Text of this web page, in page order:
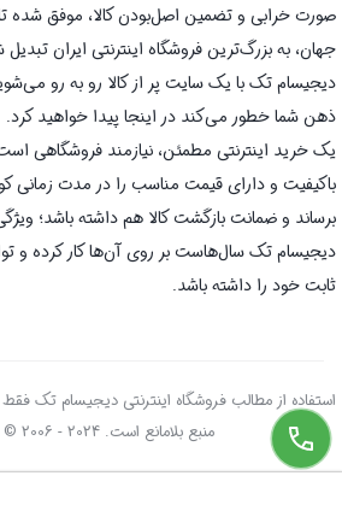
صورت خرابی و تضمین اصل‌بودن کالا، موفق شده
جهان، به بزرگ‌ترین فروشگاه اینترنتی ایران
دیجیسام تک با یک سایت پر از کالا رو به رو
ذهن شما خطور می‌کند در اینجا پیدا خواهید کرد.
یک خرید اینترنتی مطمئن، نیازمند فروشگاهی است
باکیفیت و دارای قیمت مناسب را در مدت زمانی
برساند و ضمانت بازگشت کالا هم داشته باشد؛
دیجیسام تک سال‌هاست بر روی آن‌ها کار کرده و
ثابت خود را داشته باشد.
استفاده از مطالب فروشگاه اینترنتی دیجیسام تک
منبع بلامانع است. Copyright © 2006 - 2024